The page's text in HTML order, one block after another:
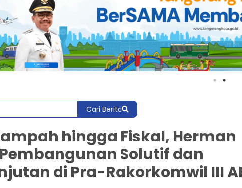
Cari Berita
hingga Fiskal, Herman
Solutif dan
di Pra-Rakorkomwil III